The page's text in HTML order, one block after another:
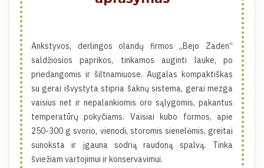
Ankstyvos, derlingos olandų firmos „Bejo Zaden“
saldžiosios paprikos, tinkamos auginti lauke, po
priedangomis ir šiltnamiuose. Augalas kompaktiškas
su gerai išvystyta stipria šaknų sistema, gerai mezga
vaisius net ir nepalankiomis oro sąlygomis, pakantus
temperatūrų pokyčiams. Vaisiai kubo formos, apie
250-300 g svorio, vienodi, storomis sienelėmis, greitai
sunoksta ir įgauna sodrią raudoną spalvą. Tinka
šviežiam vartojimui ir konservavimui.